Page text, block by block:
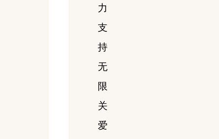
力
支
持
无
限
关
爱